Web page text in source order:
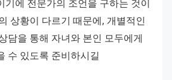
기에 전문가의 조언을 구하는 것이
상황이 다르기 때문에, 개별적인
담을 통해 자녀와 본인 모두에게
수 있도록 준비하시길